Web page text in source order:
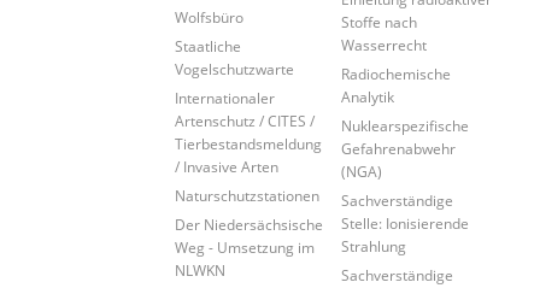
Wolfsbüro
Staatliche
Vogelschutzwarte
Internationaler
Artenschutz / CITES /
Tierbestandsmeldung
/ Invasive Arten
Naturschutzstationen
Der Niedersächsische
Weg - Umsetzung im
NLWKN
Stoffe nach
Wasserrecht
Radiochemische
Analytik
Nuklearspezifische
Gefahrenabwehr
(NGA)
Sachverständige
Stelle: Ionisierende
Strahlung
Sachverständige